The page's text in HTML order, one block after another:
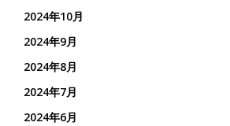
2024年10月
2024年9月
2024年8月
2024年7月
2024年6月